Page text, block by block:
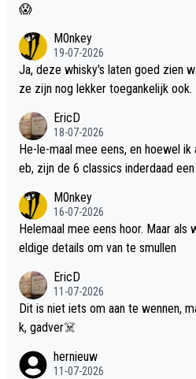
😱
M0nkey
19-07-2026
Ja, deze whisky's laten goed zien
ze zijn nog lekker toegankelijk ook.
EricD
18-07-2026
He-le-maal mee eens, en hoewel
eb, zijn de 6 classics inderdaad
M0nkey
16-07-2026
Helemaal mee eens hoor. Maar
eldige details om van te smullen
EricD
11-07-2026
Dit is niet iets om aan te wennen,
k, gadver☠️
hernieuw
11-07-2026